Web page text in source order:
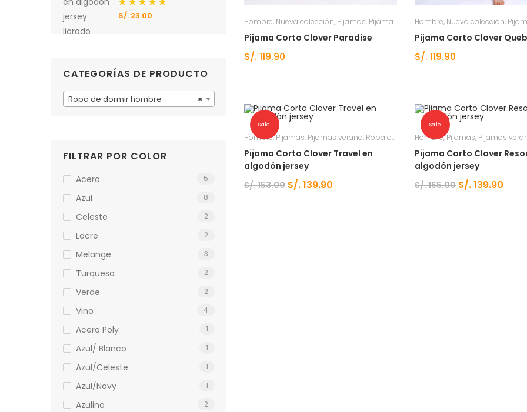
Hombre, Nueva colección, Pijamas, Pijamas verano ,Ropa de dormir hombre,
Pijama Corto Clover Paradise
S/. 119.90
Hombre, Nueva colección,
Pijama Corto Clover
S/. 119.90
Sale
Hombre,Pijamas, Pijamas verano, Ropa de dormir hombre ,Ropa de dormir
Pijama Corto Clover Travel en
algodón jersey
S/.153.00 S/.139.90
Sale
Hombre,Pijamas, Pijamas
Pijama Corto Clover
algodón jersey
S/.165.00 S/.139.90
Valorado
S/. 23.00
CATEGORÍAS DE PRODUCTO
×
Ropa de dormir hombre
FILTRAR POR COLOR
Acero 5
Azul 8
Celeste 2
Lacre 2
Melange 3
Turquesa 2
Verde 2
Vino 4
Acero Poly 1
Azul/ Blanco 1
Azul/celeste 1
Azul/navy 1
Azulino 2